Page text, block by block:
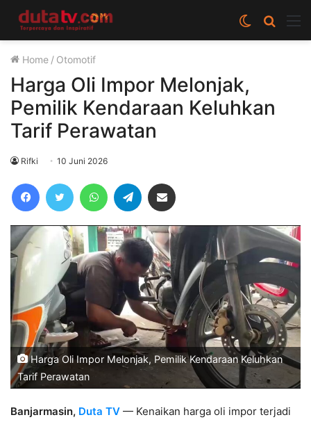
Cari
berita
Switch
skin
Home / Otomotif
Harga Oli Impor Melonjak,
Pemilik Kendaraan Keluhkan
Tarif Perawatan
Rifki 10 Juni 2026
FacebookTwitter WhatsAppTelegram
Harga Oli Impor Melonjak, Pemilik Kendaraan Keluhkan
Tarif Perawatan
Banjarmasin, Duta TV — Kenaikan harga oli impor terjadi